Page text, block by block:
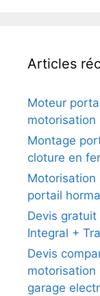
Articles
Moteur
motorisation
Montage
cloture en
Motorisation
portail
Devis
Integral +
Devis
garage